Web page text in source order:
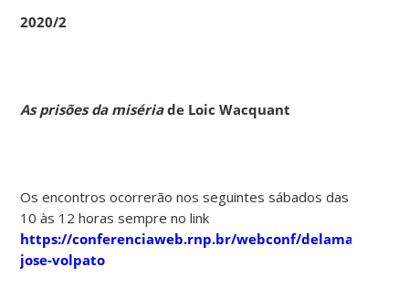
2020/2
As prisões da misériade Loic Wacquant
Os encontros ocorrerão nos seguintes sábados das
10 às 12 horas sempre no link
https://conferenciaweb.rnp.br/webconf/delamar-
jose-volpato